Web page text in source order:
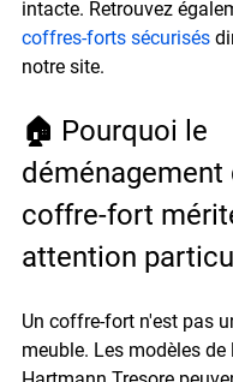
intacte. Retrouvez
coffres-forts sécurisés
notre site.
🏠 Pourquoi le
déménagement
coffre-fort
attention
Un coffre-fort n'est pas
meuble. Les modèles